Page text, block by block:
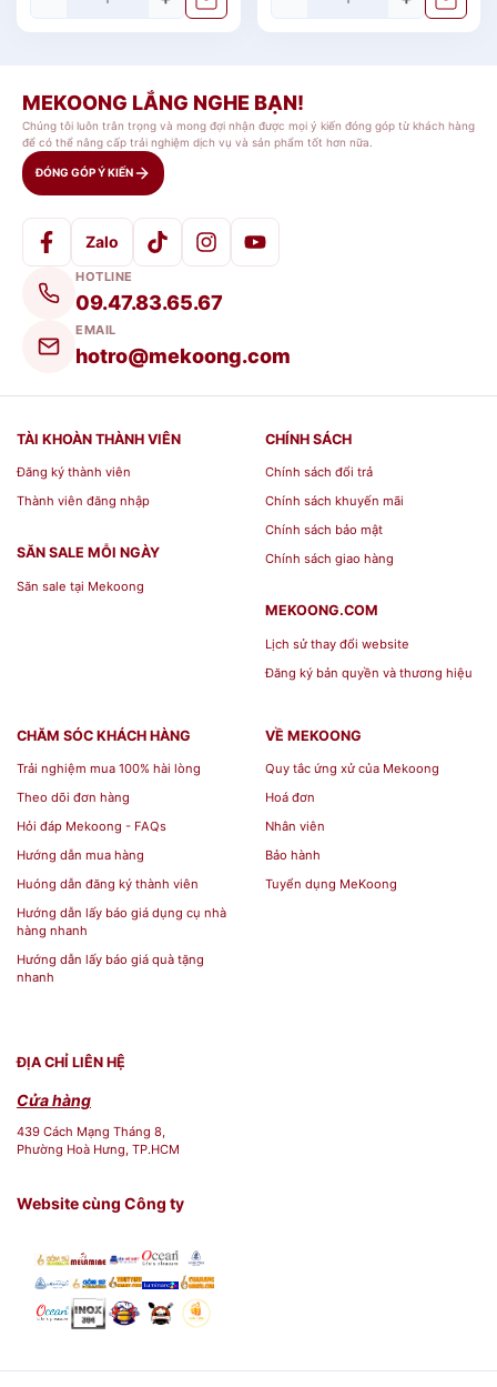
MEKOONG LẮNG NGHE BẠN!
Chúng tôi luôn trân trọng và mong đợi nhận được mọi ý kiến đóng góp từ khách hàng
để có thể nâng cấp trải nghiệm dịch vụ và sản phẩm tốt hơn nữa.
ĐÓNG GÓP Ý KIẾN
Zalo
HOTLINE
09.47.83.65.67
EMAIL
hotro@mekoong.com
TÀI KHOÀN THÀNH VIÊN
Đăng ký thành viên
Thành viên đăng nhập
SĂN SALE MỖI NGÀY
Săn sale tại Mekoong
CHÍNH SÁCH
Chính sách đổi trả
Chính sách khuyến mãi
Chính sách bảo mật
Chính sách giao hàng
MEKOONG.COM
Lịch sử thay đổi website
Đăng ký bản quyền và thương hiệu
CHĂM SÓC KHÁCH HÀNG
Trải nghiệm mua 100% hài lòng
Theo dõi đơn hàng
Hỏi đáp Mekoong - FAQs
Hướng dẫn mua hàng
Huóng dẫn đăng ký thành viên
Hướng dẫn lấy báo giá dụng cụ nhà
hàng nhanh
Hướng dẫn lấy báo giá quà tặng
nhanh
VỀ MEKOONG
Quy tắc ứng xử của Mekoong
Hoá đơn
Nhân viên
Bảo hành
Tuyển dụng MeKoong
ĐỊA CHỈ LIÊN HỆ
Cửa hàng
439 Cách Mạng Tháng 8,
Phường Hoà Hưng, TP.HCM
Website cùng Công ty